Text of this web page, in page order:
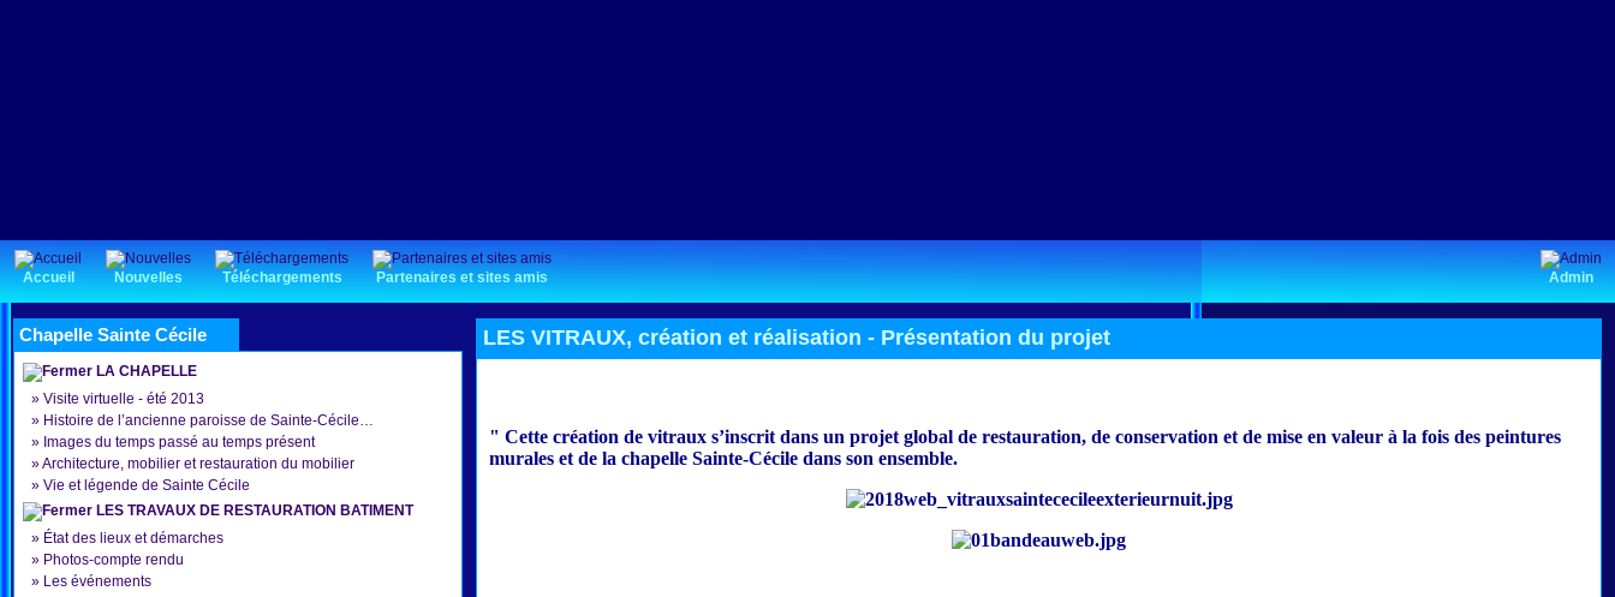
Admin
Accueil Nouvelles Téléchargements Partenaires et sites amis
Chapelle Sainte Cécile
LA CHAPELLE
» Visite virtuelle - été 2013
» Histoire de l’ancienne paroisse de Sainte-Cécile…
» Images du temps passé au temps présent
»Architecture, mobilier et restauration du mobilier
» Vie et légende de Sainte Cécile
LES TRAVAUX DE RESTAURATION BATIMENT
» État des lieux et démarches
» Photos-compte rendu
» Les événements
LES VITRAUX, création et réalisation - Présentation du projet
" Cette création de vitraux s’inscrit dans un projet global de restauration, de conservation et de mise en valeur à la fois des peintures
murales et de la chapelle Sainte-Cécile dans son ensemble.